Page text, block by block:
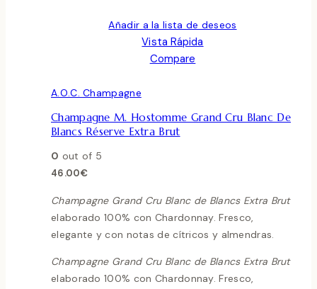
Añadir a la lista de deseos
Vista Rápida
Compare
A.O.C. Champagne
Champagne M. Hostomme Grand Cru Blanc De
Blancs Réserve Extra Brut
0 out of 5
46.00€
Champagne Grand Cru Blanc de Blancs Extra Brut
elaborado 100% con Chardonnay. Fresco,
elegante y con notas de cítricos y almendras.
Champagne Grand Cru Blanc de Blancs Extra Brut
elaborado 100% con Chardonnay. Fresco,